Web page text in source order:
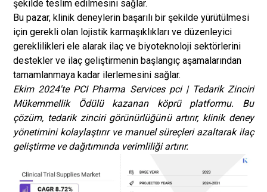
şekilde teslim edilmesini sağlar.
Bu pazar, klinik deneylerin başarılı bir şekilde yürütülmesi
için gerekli olan lojistik karmaşıklıkları ve düzenleyici
gereklilikleri ele alarak ilaç ve biyoteknoloji sektörlerini
destekler ve ilaç geliştirmenin başlangıç ​​aşamalarından
tamamlanmaya kadar ilerlemesini sağlar.
Ekim 2024'te PCI Pharma Services pci | Tedarik Zinciri
Mükemmellik Ödülü kazanan köprü platformu. Bu
çözüm, tedarik zinciri görünürlüğünü artırır, klinik deney
yönetimini kolaylaştırır ve manuel süreçleri azaltarak ilaç
geliştirme ve dağıtımında verimliliği artırır.